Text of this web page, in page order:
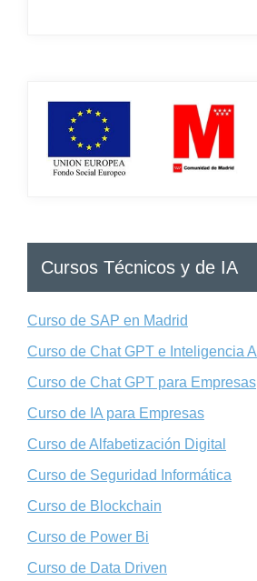
Cursos Técnicos y de IA
Curso de SAP en Madrid
Curso de Chat GPT e Inteligencia
Curso de Chat GPT para Empresas
Curso de IA para Empresas
Curso de Alfabetización Digital
Curso de Seguridad Informática
Curso de Blockchain
Curso de Power Bi
Curso de Data Driven